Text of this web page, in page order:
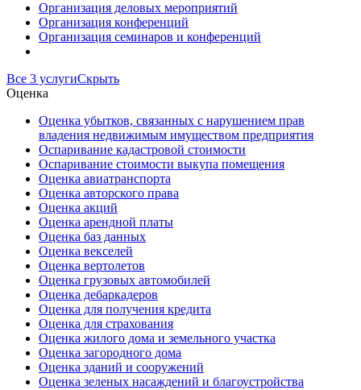
Организация деловых мероприятий
Организация конференций
Организация семинаров и конференций
Все 3 услугиСкрыть
Оценка
Оценка убытков, связанных с нарушением прав
владения недвижимым имуществом предприятия
Оспаривание кадастровой стоимости
Оспаривание стоимости выкупа помещения
Оценка авиатранспорта
Оценка авторского права
Оценка акций
Оценка арендной платы
Оценка баз данных
Оценка векселей
Оценка вертолетов
Оценка грузовых автомобилей
Оценка дебаркадеров
Оценка для получения кредита
Оценка для страхования
Оценка жилого дома и земельного участка
Оценка загородного дома
Оценка зданий и сооружений
Оценка зеленых насаждений и благоустройства